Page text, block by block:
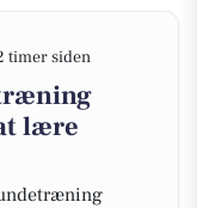
timer siden
lære